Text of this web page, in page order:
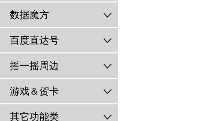
数据魔方
百度直达号
摇一摇周边
游戏＆贺卡
其它功能类